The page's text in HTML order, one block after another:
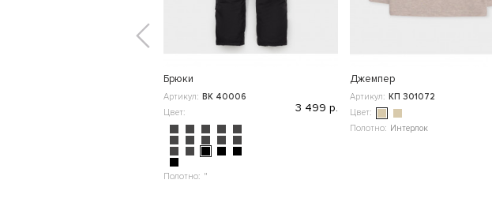
Брюки
Артикул: ВК 40006
Цвет:
Полотно: "
3 499 р.
Джемпер
Артикул: КП 301072
Цвет:
Полотно: Интерлок